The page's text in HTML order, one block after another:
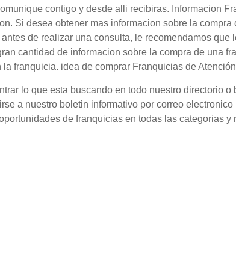
contigo y desde alli recibiras. Informacion
Si desea obtener mas informacion sobre la
de realizar una consulta, le recomendamos que
cantidad de informacion sobre la compra de una
la franquicia. idea de comprar Franquicias de
lo que esta buscando en todo nuestro directorio o
a nuestro boletin informativo por correo
de franquicias en todas las categorias y